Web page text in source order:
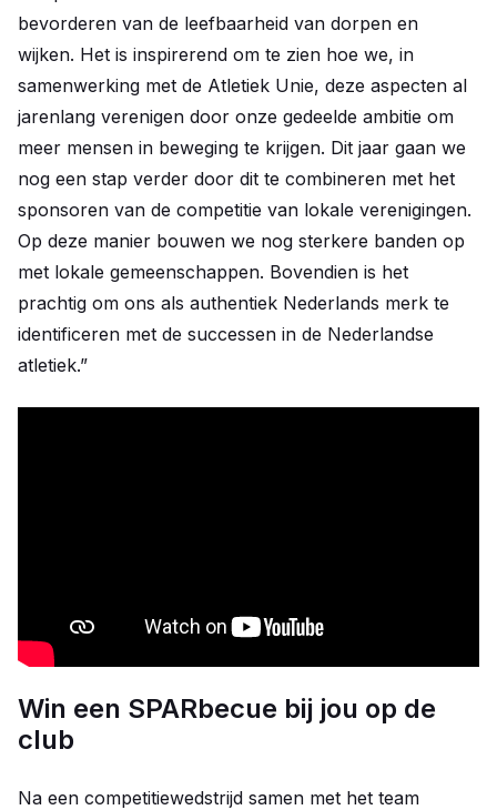
bevorderen van de leefbaarheid van dorpen en
wijken. Het is inspirerend om te zien hoe we, in
samenwerking met de Atletiek Unie, deze aspecten al
jarenlang verenigen door onze gedeelde ambitie om
meer mensen in beweging te krijgen. Dit jaar gaan we
nog een stap verder door dit te combineren met het
sponsoren van de competitie van lokale verenigingen.
Op deze manier bouwen we nog sterkere banden op
met lokale gemeenschappen. Bovendien is het
prachtig om ons als authentiek Nederlands merk te
identificeren met de successen in de Nederlandse
atletiek.”
Win een SPARbecue bij jou op de
club
Na een competitiewedstrijd samen met het team